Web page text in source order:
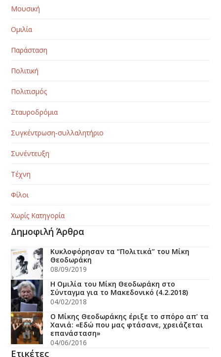
Μουσική
Ομιλία
Παράσταση
Πολιτική
Πολιτισμός
Σταυροδρόμια
Συγκέντρωση-συλλαλητήριο
Συνέντευξη
Τέχνη
Φίλοι
Χωρίς Κατηγορία
Δημοφιλή Άρθρα
Κυκλοφόρησαν τα “Πολιτικά” του Μίκη
Θεοδωράκη
08/09/2019
H Ομιλία του Μίκη Θεοδωράκη στο
Σύνταγμα για το Μακεδονικό (4.2.2018)
04/02/2018
Ο Μίκης Θεοδωράκης έριξε το σπόρο απ’ τα
Χανιά: «Εδώ που μας φτάσανε, χρειάζεται
επανάσταση»
04/06/2016
Ετικέτες